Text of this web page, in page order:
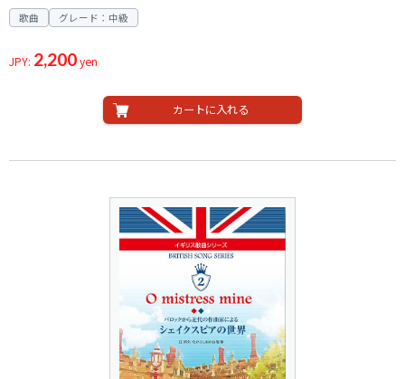
歌曲 グレード：中級
JPY: 2,200yen
カートに入れる